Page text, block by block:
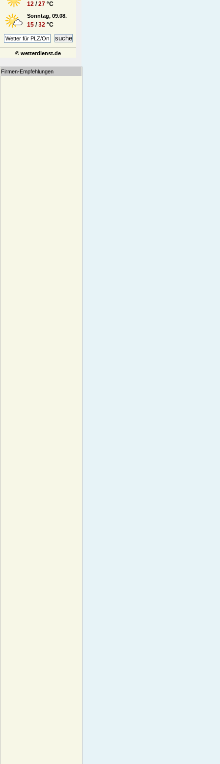
12 /27 °C
Sonntag, 09.08.
15 /32 °C
© wetterdienst.de
Firmen-Empfehlungen